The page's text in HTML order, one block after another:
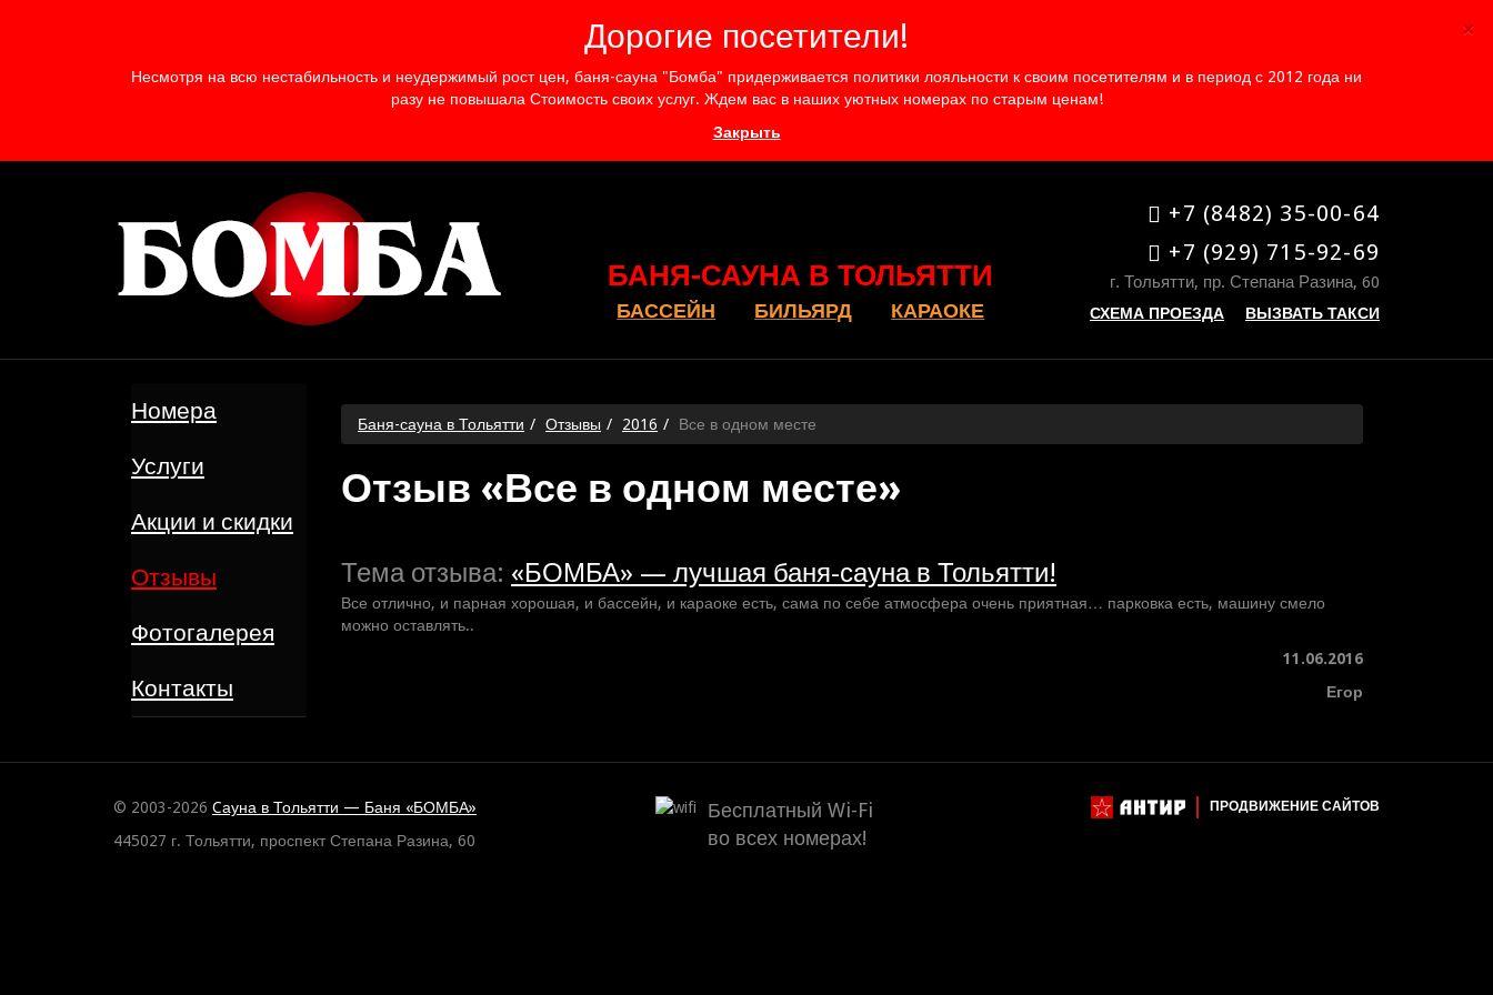
×
Дорогие посетители!
Несмотря на всю нестабильность и неудержимый рост цен, баня-сауна "Бомба" придерживается политики лояльности к своим посетителям и в период с 2012 года ни
разу не повышала Стоимость своих услуг. Ждем вас в наших уютных номерах по старым ценам!
Закрыть
БАНЯ-САУНА В ТОЛЬЯТТИ
БАССЕЙН БИЛЬЯРД КАРАОКЕ
+7 (8482) 35-00-64
+7 (929) 715-92-69
г. Тольятти, пр. Степана Разина, 60
СХЕМА ПРОЕЗДА ВЫЗВАТЬ ТАКСИ
Номера
Услуги
Акции и скидки
Отзывы
Фотогалерея
Контакты
Баня-сауна в Тольятти Отзывы 2016 Все в одном месте
Отзыв «Все в одном месте»
Тема отзыва: «БОМБА» — лучшая баня-сауна в Тольятти!
Все отлично, и парная хорошая, и бассейн, и караоке есть, сама по себе атмосфера очень приятная… парковка есть, машину смело
можно оставлять..
11.06.2016
Егор
© 2003-2026 Cауна в Тольятти — Баня «БОМБА»
445027 г. Тольятти, проспект Степана Разина, 60
Бесплатный Wi-Fi
во всех номерах!
ПРОДВИЖЕНИЕ САЙТОВ